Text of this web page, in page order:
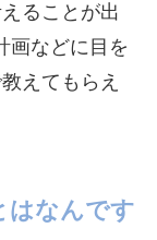
ることが出
画などに目を
えてもらえ
はなんです